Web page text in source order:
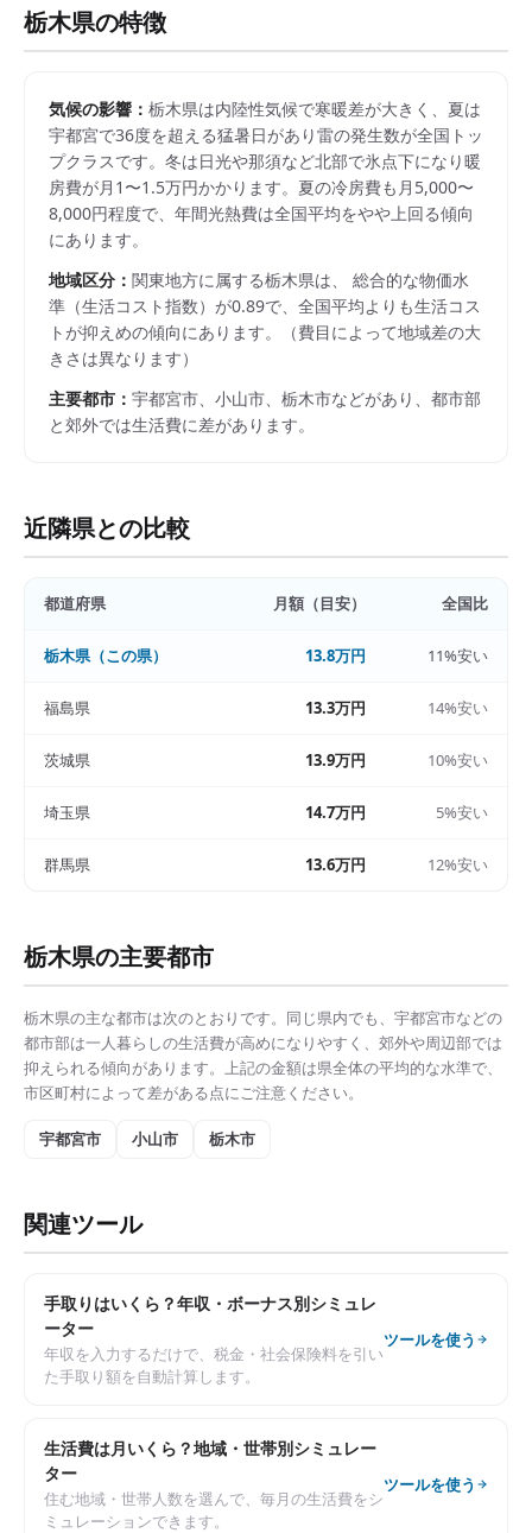
栃木県の特徴
気候の影響： 栃木県は内陸性気候で寒暖差が大きく、夏は
宇都宮で36度を超える猛暑日があり雷の発生数が全国トッ
プクラスです。冬は日光や那須など北部で氷点下になり暖
房費が月1〜1.5万円かかります。夏の冷房費も月5,000〜
8,000円程度で、年間光熱費は全国平均をやや上回る傾向
にあります。
地域区分： 関東地方に属する栃木県は、 総合的な物価水
準（生活コスト指数）が0.89で、 全国平均よりも生活コス
トが抑えめの傾向にあります。
（費目によって地域差の大
きさは異なります）
主要都市： 宇都宮市、小山市、栃木市などがあり、都市部
と郊外では生活費に差があります。
近隣県との比較
都道府県 月額（目安） 全国比
栃木県（この県） 13.8万円 11%安い
福島県 13.3万円 14%安い
茨城県 13.9万円 10%安い
埼玉県 14.7万円 5%安い
群馬県 13.6万円 12%安い
栃木県の主要都市
栃木県の主な都市は次のとおりです。同じ県内でも、 宇都宮市などの
都市部は一人暮らしの生活費が高めになりやすく、郊外や周辺部では
抑えられる傾向があります。上記の金額は県全体の平均的な水準で、
市区町村によって差がある点にご注意ください。
宇都宮市 小山市 栃木市
関連ツール
手取りはいくら？年収・ボーナス別シミュレ
ーター
年収を入力するだけで、税金・社会保険料を引い
た手取り額を自動計算します。
ツールを使う
生活費は月いくら？地域・世帯別シミュレー
ター
住む地域・世帯人数を選んで、毎月の生活費をシ
ミュレーションできます。
ツールを使う